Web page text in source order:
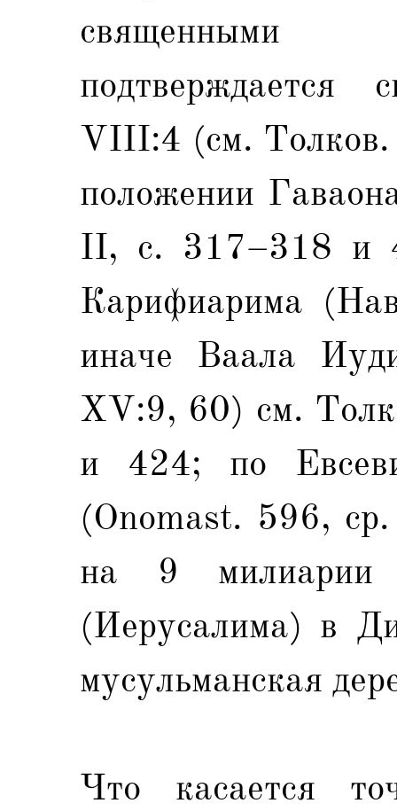
священными
подтверждается
VIII:4 (см.
положении
II, с. 317–318 и
Карифиарима
иначе Ваала
XV:9, 60) см.
и 424; по
(Onomast. 596,
на 9
(Иерусалима) в
мусульманская
Что касается